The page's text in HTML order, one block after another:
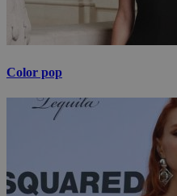
Color pop